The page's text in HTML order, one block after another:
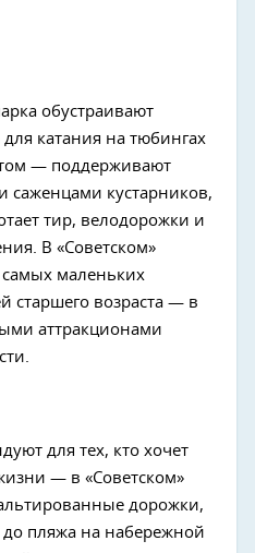
обустраивают
катания на тюбингах
— поддерживают
саженцами кустарников,
тир, велодорожки и
В «Советском»
самых маленьких
старшего возраста — в
аттракционами
для тех, кто хочет
— в «Советском»
дорожки,
до пляжа на набережной